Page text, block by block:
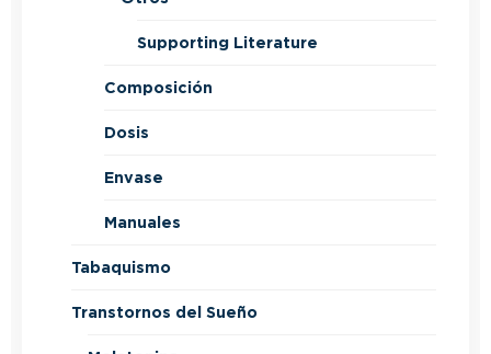
Supporting Literature
Composición
Dosis
Envase
Manuales
Tabaquismo
Transtornos del Sueño